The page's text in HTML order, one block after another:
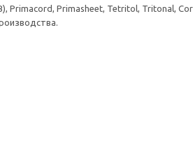
Primasheet, Tetritol, Tritonal,